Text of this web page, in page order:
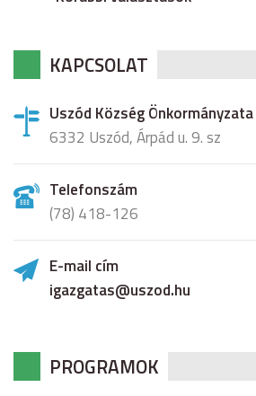
KAPCSOLAT
Uszód Község Önkormányzata
6332 Uszód, Árpád u. 9. sz
Telefonszám
(78) 418-126
E-mail cím
igazgatas@uszod.hu
PROGRAMOK